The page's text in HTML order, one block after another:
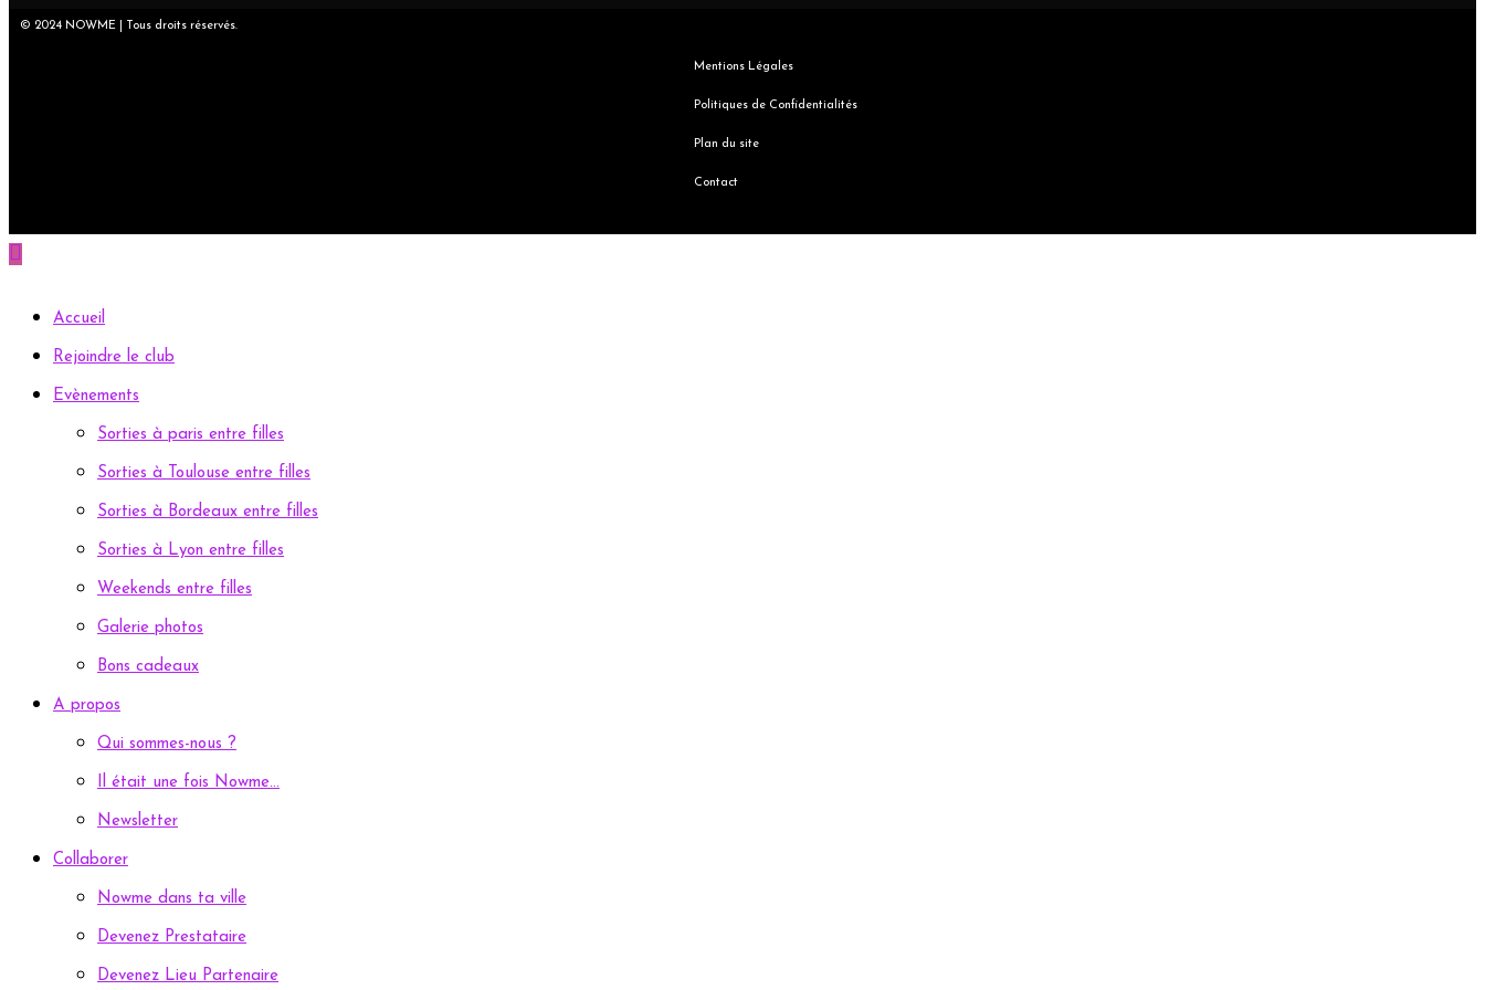
© 2024 NOWME | Tous droits réservés.
Mentions Légales
Politiques de Confidentialités
Plan du site
Contact
Accueil
Rejoindre le club
Evènements
Sorties à paris entre filles
Sorties à Toulouse entre filles
Sorties à Bordeaux entre filles
Sorties à Lyon entre filles
Weekends entre filles
Galerie photos
Bons cadeaux
A propos
Qui sommes-nous ?
Il était une fois Nowme…
Newsletter
Collaborer
Nowme dans ta ville
Devenez Prestataire
Devenez Lieu Partenaire